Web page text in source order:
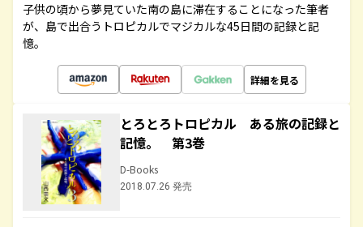
子供の頃から夢見ていた南の島に滞在することになった筆者
が、島で出合うトロピカルでマジカルな45日間の記録と記
憶。
詳細を見る
とろとろトロピカル ある旅の記録と
記憶。 第3巻
D-Books
2018.07.26 発売